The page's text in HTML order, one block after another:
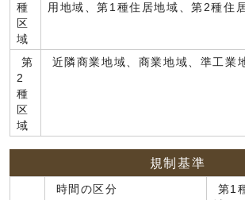
種
区
域
用地域、第1種住居地域、第2種住
第
2
種
区
域
近隣商業地域、商業地域、準工業
規制基準
時間の区分
第1